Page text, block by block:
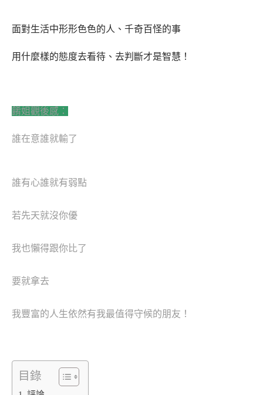
面對生活中形形色色的人、千奇百怪的事
用什麼樣的態度去看待、去判斷才是智慧！
餚姐觀後感：
誰在意誰就輸了
誰有心誰就有弱點
若先天就沒你優
我也懶得跟你比了
要就拿去
我豐富的人生依然有我最值得守候的朋友！
目錄